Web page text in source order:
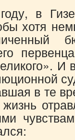
в
хотя
И
в те